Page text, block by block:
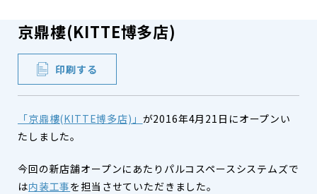
京鼎樓(KITTE博多店)
印刷する
「京鼎樓(KITTE博多店)」 が2016年4月21日にオープンい
たしました。
今回の新店舗オープンにあたりパルコスペースシステムズで
は内装工事を担当させていただきました。